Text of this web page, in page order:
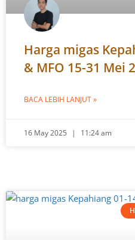
Harga migas
& MFO 15-31 Mei
BACA LEBIH LANJUT »
16 May 2025 11:24 am